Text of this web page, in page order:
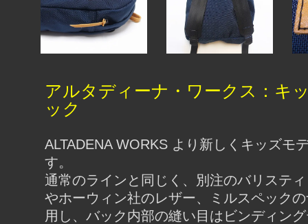
アルタディーナ・ワークス：キ
ック
ALTADENA WORKS より新しくキッズモ
す。
通常のラインと同じく、別注のバリステ
やホーウィン社のレザー、ミルスペック
用し、バック内部の縫い目はビンディン